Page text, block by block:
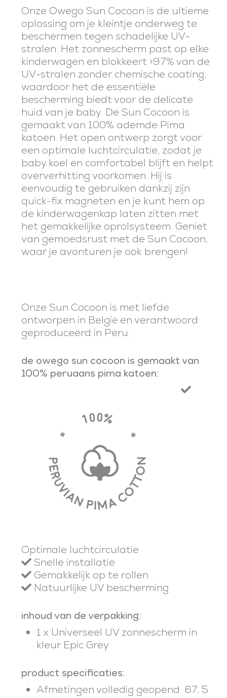
Onze Owego Sun Cocoon is de ultieme
oplossing om je kleintje onderweg te
beschermen tegen schadelijke UV-
stralen. Het zonnescherm past op elke
kinderwagen en blokkeert >97% van de
UV-stralen zonder chemische coating,
waardoor het de essentiële
bescherming biedt voor de delicate
huid van je baby. De Sun Cocoon is
gemaakt van 100% ademde Pima
katoen. Het open ontwerp zorgt voor
een optimale luchtcirculatie, zodat je
baby koel en comfortabel blijft en helpt
oververhitting voorkomen. Hij is
eenvoudig te gebruiken dankzij zijn
quick-fix magneten en je kunt hem op
de kinderwagenkap laten zitten met
het gemakkelijke oprolsysteem. Geniet
van gemoedsrust met de Sun Cocoon,
waar je avonturen je ook brengen!
Onze Sun Cocoon is met liefde
ontworpen in België en verantwoord
geproduceerd in Peru.
de owego sun cocoon is gemaakt van
100% peruaans pima katoen:
Optimale luchtcirculatie
Snelle installatie
Gemakkelijk op te rollen
Natuurlijke UV bescherming
inhoud van de verpakking:
1 x Universeel UV zonnescherm in
kleur Epic Grey
product specificaties:
Afmetingen volledig geopend: 67, 5